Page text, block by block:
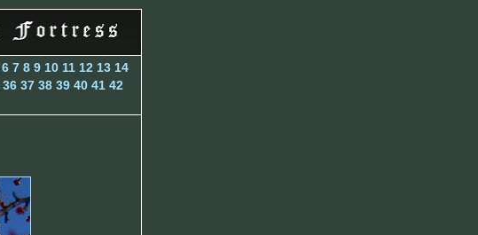
6 7 8 9 10 11 12 13 14
36 37 38 39 40 41 42